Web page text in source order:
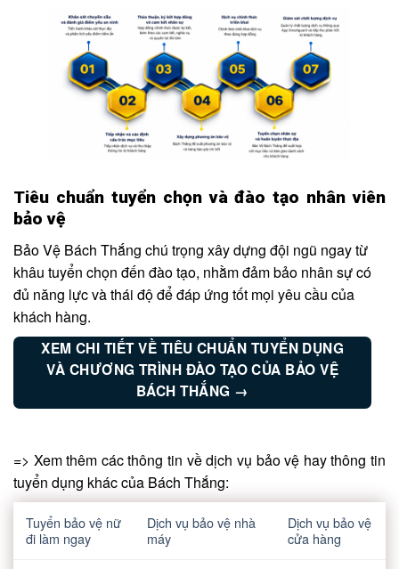
Tiêu chuẩn tuyển chọn và đào tạo nhân viên
bảo vệ
Bảo Vệ Bách Thắng chú trọng xây dựng đội ngũ ngay từ
khâu tuyển chọn đến đào tạo, nhằm đảm bảo nhân sự có
đủ năng lực và thái độ để đáp ứng tốt mọi yêu cầu của
khách hàng.
XEM CHI TIẾT VỀ TIÊU CHUẨN TUYỂN DỤNG
VÀ CHƯƠNG TRÌNH ĐÀO TẠO CỦA BẢO VỆ
BÁCH THẮNG →
=> Xem thêm các thông tin về dịch vụ bảo vệ hay thông tin
tuyển dụng khác của Bách Thắng:
Tuyển bảo vệ nữ
đi làm ngay
Dịch vụ bảo vệ nhà
máy
Dịch vụ bảo vệ
cửa hàng